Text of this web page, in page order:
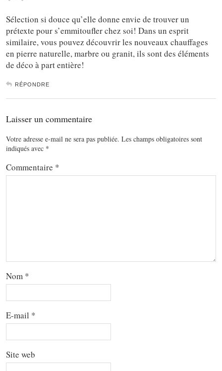
Sélection si douce qu’elle donne envie de trouver un
prétexte pour s’emmitoufler chez soi! Dans un esprit
similaire, vous pouvez découvrir les nouveaux chauffages
en pierre naturelle, marbre ou granit, ils sont des éléments
de déco à part entière!
RÉPONDRE
Laisser un commentaire
Votre adresse e-mail ne sera pas publiée. Les champs obligatoires sont
indiqués avec *
Commentaire *
Nom *
E-mail *
Site web